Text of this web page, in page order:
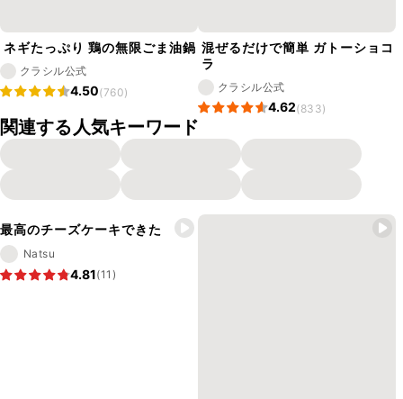
ネギたっぷり 鶏の無限ごま油鍋
クラシル公式
4.50(760)
混ぜるだけで簡単 ガトーショコ
ラ
クラシル公式
4.62(833)
関連する人気キーワード
最高のチーズケーキできた
Natsu
4.81(11)